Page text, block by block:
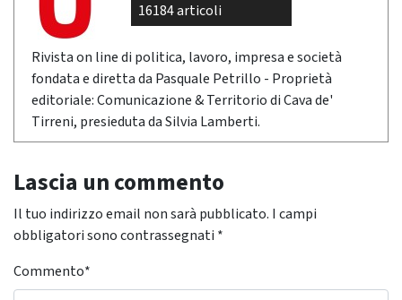
16184 articoli
Rivista on line di politica, lavoro, impresa e società
fondata e diretta da Pasquale Petrillo - Proprietà
editoriale: Comunicazione & Territorio di Cava de'
Tirreni, presieduta da Silvia Lamberti.
Lascia un commento
Il tuo indirizzo email non sarà pubblicato. I campi
obbligatori sono contrassegnati *
Commento*